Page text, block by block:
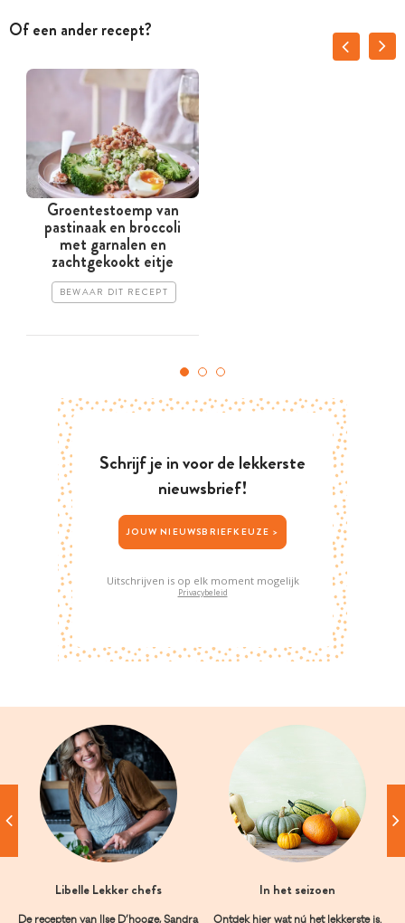
Of een ander recept?
Groentestoemp van
pastinaak en broccoli
met garnalen en
zachtgekookt eitje
BEWAAR DIT RECEPT
Schrijf je in voor de lekkerste
nieuwsbrief!
JOUW NIEUWSBRIEFKEUZE >
Uitschrijven is op elk moment mogelijk
Privacybeleid
Libelle Lekker chefs
De recepten van Ilse D’hooge, Sandra
In het seizoen
Ontdek hier wat nú het lekkerste is.